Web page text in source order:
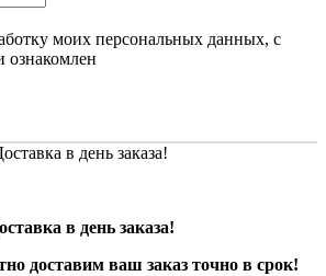
моих персональных данных, с
ознакомлен
в день заказа!
в день заказа!
доставим ваш заказ точно в срок!